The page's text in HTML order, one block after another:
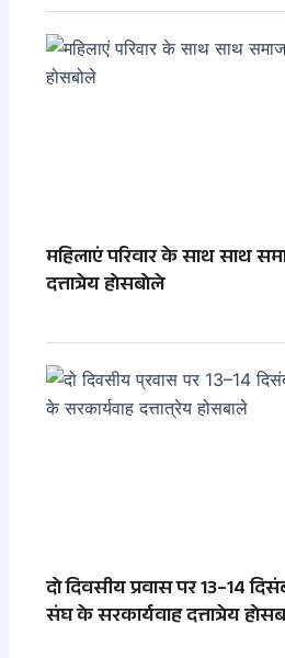
महिलाएं परिवार के साथ साथ
दत्तात्रेय होसबोले
दो दिवसीय प्रवास पर 13–14
संघ के सरकार्यवाह दत्तात्रेय